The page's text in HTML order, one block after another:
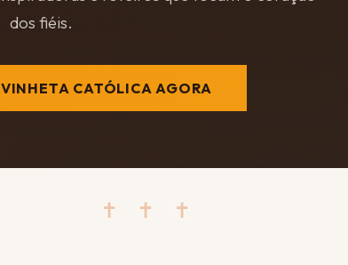
dos fiéis.
CATÓLICA AGORA
✝ ✝ ✝